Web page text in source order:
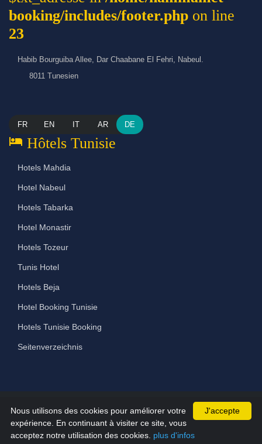
booking/includes/footer.php on line
23
Habib Bourguiba Allee, Dar Chaabane El Fehri, Nabeul.
8011 Tunesien
FR EN IT AR DE
hotel Hôtels Tunisie
Hotels Mahdia
Hotel Nabeul
Hotels Tabarka
Hotel Monastir
Hotels Tozeur
Tunis Hotel
Hotels Beja
Hotel Booking Tunisie
Hotels Tunisie Booking
Seitenverzeichnis
©2026 All Rights Reserved hammamet-hotels.com
J'accepte
Nous utilisons des cookies pour améliorer votre
expérience. En continuant à visiter ce site, vous
acceptez notre utilisation des cookies. plus d'infos